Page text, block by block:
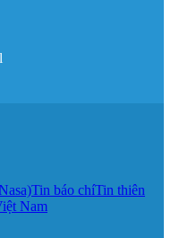
Tin báo chíTin thiên
Nam